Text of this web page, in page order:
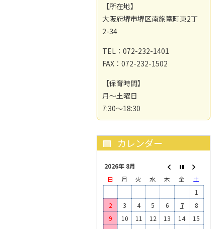
【所在地】
大阪府堺市堺区南旅篭町東2丁
2-34
TEL：072-232-1401
FAX：072-232-1502
【保育時間】
月～土曜日
7:30～18:30
2026年 8月
日
月 火 水 木 金
土
1
2
3 4 5 6 7
8
9
10 11 12 13 14
15